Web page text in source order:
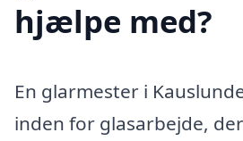
hjælpe med?
En glarmester i
inden for glasarbejde,